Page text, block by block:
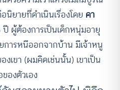
นิยายที่ดำเนินเรื่องโดย คา
ผู้ต้องการเป็นเด็กหนุ่มอายุ
การหนีออกจากบ้าน มีเจ้าหนู
เขา (ผมคิดเช่นนั้น) เขาเป็น
องตัวเอง